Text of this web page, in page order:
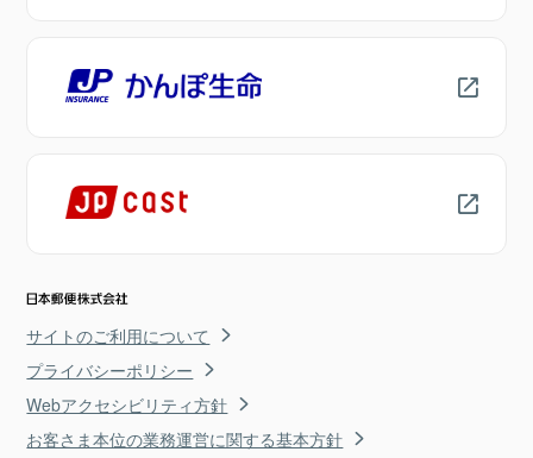
サイトのご利用について
プライバシーポリシー
Webアクセシビリティ方針
お客さま本位の業務運営に関する基本方針